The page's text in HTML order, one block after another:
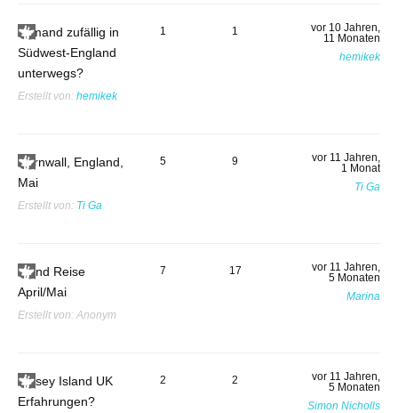
Jemand zufällig in
Südwest-England
unterwegs?
Erstellt von: hemikek
1 1
vor 10 Jahren,
11 Monaten
hemikek
Cornwall, England,
Mai
Erstellt von: Ti Ga
5 9
vor 11 Jahren,
1 Monat
Ti Ga
Irland Reise
April/Mai
Erstellt von: Anonym
7 17
vor 11 Jahren,
5 Monaten
Marina
Jersey Island UK
Erfahrungen?
2 2
vor 11 Jahren,
5 Monaten
Simon Nicholls